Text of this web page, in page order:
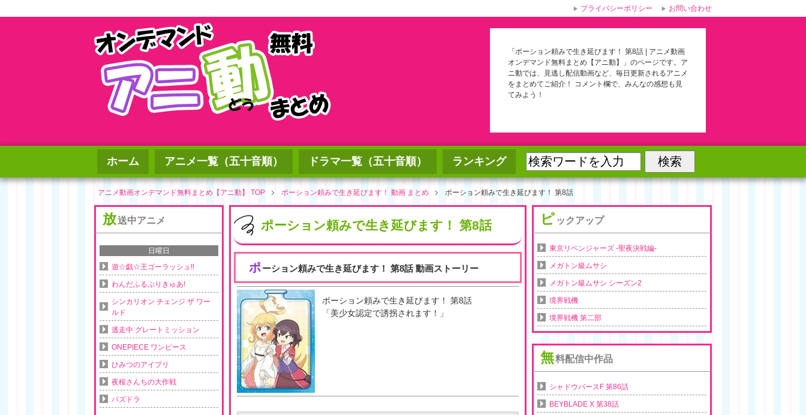
「ポーション頼みで生き延びます！ 第8話 | アニメ動画
オンデマンド無料まとめ【アニ動】」のページです。ア
ニ動では、見逃し配信動画など、毎日更新されるアニメ
をまとめてご紹介！ コメント欄で、みんなの感想も見
てみよう！
ホーム アニメ一覧（五十音順） ドラマ一覧（五十音順） ランキング
アニメ動画オンデマンド無料まとめ【アニ動】 TOP ポーション頼みで生き延びます！ 動画 まとめ ポーション頼みで生き延びます！ 第8話
ポーション頼みで生き延びます！ 第8話
ポーション頼みで生き延びます！ 第8話 動画ストーリー
ポーション頼みで生き延びます！ 第8話
「美少女認定で誘拐されます！ 」
放送中アニメ
日曜日
遊☆戯☆王ゴーラッシュ!!
わんだふるぷりきゅあ!
シンカリオン チェンジ ザ ワー
ルド
逃走中 グレートミッション
ONEPIECE ワンピース
ひみつのアイプリ
夜桜さんちの大作戦
パズドラ
ピ ックアップ
東京リベンジャーズ -聖夜決戦編-
メガトン級ムサシ
メガトン級ムサシ シーズン2
境界戦機
境界戦機 第二部
無料配信中作品
シャドウバースF 第86話
BEYBLADE X 第38話
プライバシーポリシー お問い合わせ